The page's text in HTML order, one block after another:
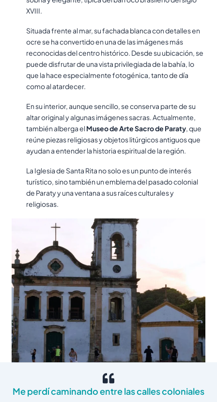
XVIII.
Situada frente al mar, su fachada blanca con detalles en
ocre se ha convertido en una de las imágenes más
reconocidas del centro histórico. Desde su ubicación, se
puede disfrutar de una vista privilegiada de la bahía, lo
que la hace especialmente fotogénica, tanto de día
como al atardecer.
En su interior, aunque sencillo, se conserva parte de su
altar original y algunas imágenes sacras. Actualmente,
también alberga elMuseo de Arte Sacro de Paraty, que
reúne piezas religiosas y objetos litúrgicos antiguos que
ayudan a entender la historia espiritual de la región.
La Iglesia de Santa Rita no solo es un punto de interés
turístico, sino también un emblema del pasado colonial
de Paraty y una ventana a sus raíces culturales y
religiosas.
Me perdí caminando entre las calles coloniales